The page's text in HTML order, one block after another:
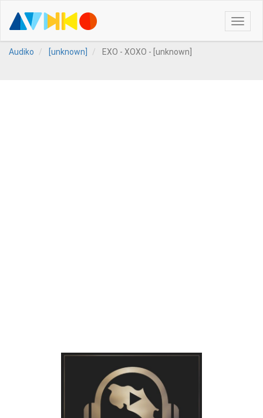
Toggle
Audiko
[unknown] EXO - XOXO - [unknown]